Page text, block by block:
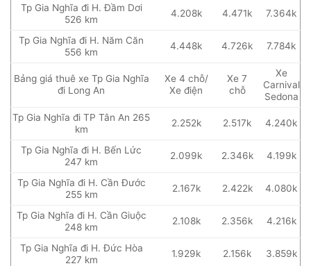
Tp Gia Nghĩa đi H. Đầm Dơi
526 km
4.208k 4.471k 7.364k
Tp Gia Nghĩa đi H. Năm Căn
556 km
4.448k 4.726k 7.784k
Bảng giá thuê xe Tp Gia Nghĩa
đi Long An
Xe 4 chỗ/
Xe điện
Xe 7
chỗ
Xe
Carnival
Sedona
Tp Gia Nghĩa đi TP Tân An 265
km
2.252k 2.517k 4.240k
Tp Gia Nghĩa đi H. Bến Lức
247 km
2.099k 2.346k 4.199k
Tp Gia Nghĩa đi H. Cần Đước
255 km
2.167k 2.422k 4.080k
Tp Gia Nghĩa đi H. Cần Giuộc
248 km
2.108k 2.356k 4.216k
Tp Gia Nghĩa đi H. Đức Hòa
227 km
1.929k 2.156k 3.859k